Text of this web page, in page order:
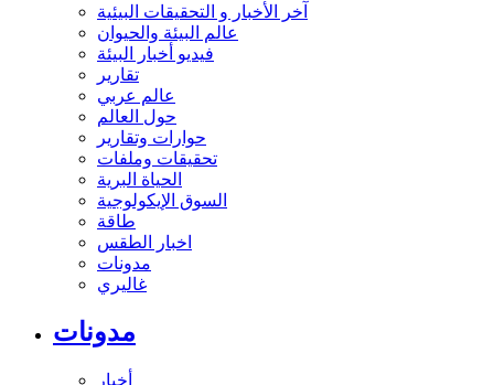
آخر الأخبار و التحقيقات البيئية
عالم البيئة والحيوان
فيديو أخبار البيئة
تقارير
عالم عربي
حول العالم
حوارات وتقارير
تحقيقات وملفات
الحياة البرية
السوق الإيكولوجية
طاقة
اخبار الطقس
مدونات
غاليري
مدونات
أخبار